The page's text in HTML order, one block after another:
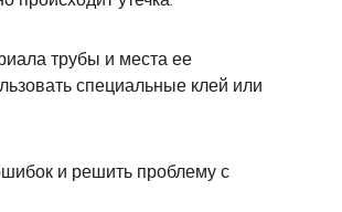
трубы и места ее
специальные клей или
и решить проблему с